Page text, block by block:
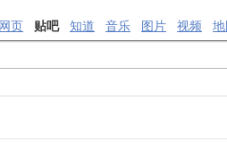
网页 贴吧 知道 音乐 图片 视频